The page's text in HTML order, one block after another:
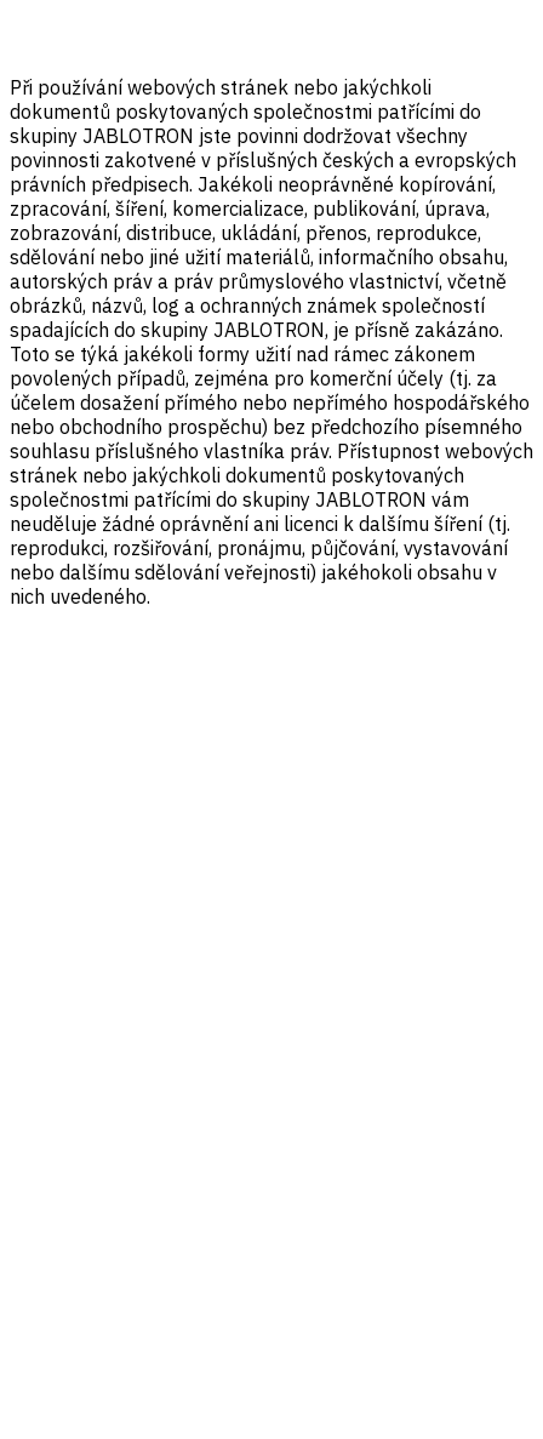
Při používání webových stránek nebo jakýchkoli
dokumentů poskytovaných společnostmi patřícími do
skupiny JABLOTRON jste povinni dodržovat všechny
povinnosti zakotvené v příslušných českých a evropských
právních předpisech. Jakékoli neoprávněné kopírování,
zpracování, šíření, komercializace, publikování, úprava,
zobrazování, distribuce, ukládání, přenos, reprodukce,
sdělování nebo jiné užití materiálů, informačního obsahu,
autorských práv a práv průmyslového vlastnictví, včetně
obrázků, názvů, log a ochranných známek společností
spadajících do skupiny JABLOTRON, je přísně zakázáno.
Toto se týká jakékoli formy užití nad rámec zákonem
povolených případů, zejména pro komerční účely (tj. za
účelem dosažení přímého nebo nepřímého hospodářského
nebo obchodního prospěchu) bez předchozího písemného
souhlasu příslušného vlastníka práv. Přístupnost webových
stránek nebo jakýchkoli dokumentů poskytovaných
společnostmi patřícími do skupiny JABLOTRON vám
neuděluje žádné oprávnění ani licenci k dalšímu šíření (tj.
reprodukci, rozšiřování, pronájmu, půjčování, vystavování
nebo dalšímu sdělování veřejnosti) jakéhokoli obsahu v
nich uvedeného.